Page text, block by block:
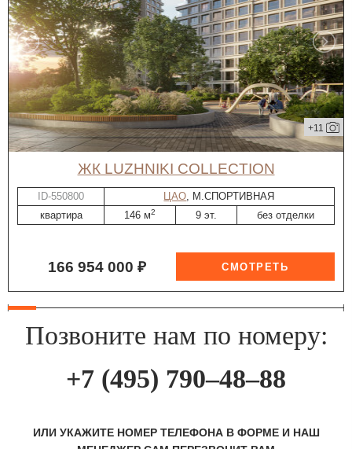
+11
ЖК LUZHNIKI COLLECTION
ID-550800 ЦАО, М.СПОРТИВНАЯ
квартира
146 м2 9 эт. без отделки
166 954 000 ₽
Позвоните нам по номеру:
+7 (495) 790–48–88
ИЛИ УКАЖИТЕ НОМЕР ТЕЛЕФОНА В ФОРМЕ И НАШ